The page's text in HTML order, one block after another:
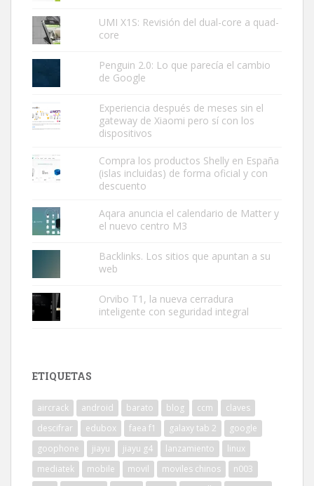
UMI X1S: Revisión del dual-core a quad-
core
Penguin 2.0: Lo que parecía el cambio
de Google
Experiencia después de meses sin el
gateway de Xiaomi pero sí con los
dispositivos
Compra los productos Shelly en España
(islas incluidas) de forma oficial y con
descuento
Aqara anuncia el calendario de Matter y
el nuevo centro M3
Backlinks. Los sitios que apuntan a su
web
Orvibo T1, la nueva cerradura
inteligente con seguridad integral
ETIQUETAS
aircrack android barato blog ccm
claves
descifrar
edubox faea f1 galaxy tab 2
google
goophone
jiayu jiayu g4 lanzamiento
linux
mediatek
mobile movil moviles chinos
n003